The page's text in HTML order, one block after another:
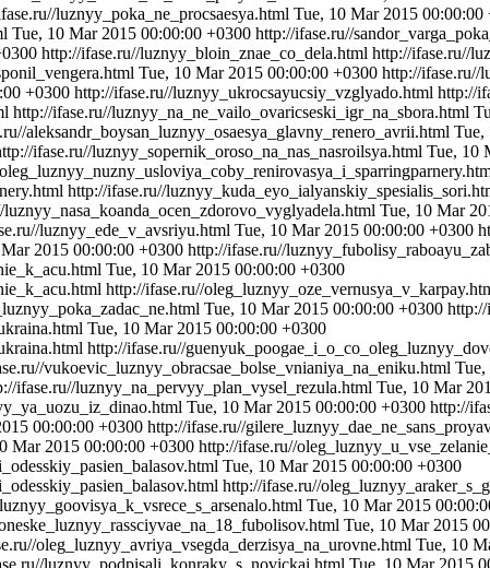
luznyy_poka_ne_procsaesya.html Tue, 10 Mar 2015 00:00:00
Tue, 10 Mar 2015 00:00:00 +0300 http://ifase.ru//
http://ifase.ru//luznyy_bloin_znae_co_dela.html http://ifase.ru//
Tue, 10 Mar 2015 00:00:00 +0300 http://ifase.ru//
+0300 http://ifase.ru//luznyy_ukrocsayucsiy_vzglyado.html http://
http://ifase.ru//luznyy_na_ne_vailo_ovaricseski_igr_na_sbora.html
aleksandr_boysan_luznyy_osaesya_glavny_renero_avrii.html Tue,
ifase.ru//luznyy_sopernik_oroso_na_nas_nasroilsya.html Tue, 10
http://ifase.ru//
Tue, 10 Mar
luznyy_ede_v_avsriyu.html Tue, 10 Mar 2015 00:00:00 +0300
2015 00:00:00 +0300 http://ifase.ru//
Tue, 10 Mar 2015 00:00:00 +0300
http://ifase.ru//
Tue, 10 Mar 2015 00:00:00 +0300 http://
Tue, 10 Mar 2015 00:00:00 +0300
http://ifase.ru//
vukoevic_luznyy_obracsae_bolse_vnianiya_na_eniku.html
ifase.ru//luznyy_na_pervyy_plan_vysel_rezula.html Tue, 10 Mar
Tue, 10 Mar 2015 00:00:00 +0300 http://
00:00:00 +0300 http://ifase.ru//
Mar 2015 00:00:00 +0300 http://ifase.ru//
Tue, 10 Mar 2015 00:00:00 +0300
http://ifase.ru//
Tue, 10 Mar 2015
Tue, 10 Mar 2015
oleg_luznyy_avriya_vsegda_derzisya_na_urovne.html Tue, 10
luznyy_podpisali_konraky_s_novickai.html Tue, 10 Mar 2015